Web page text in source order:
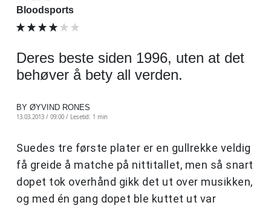
Bloodsports
Deres beste siden 1996, uten at det
behøver å bety all verden.
BY ØYVIND RONES
13.03.2013 / 09:00 / Lesetid: 1 min
Suedes tre første plater er en gullrekke veldig
få greide å matche på nittitallet, men så snart
dopet tok overhånd gikk det ut over musikken,
og med én gang dopet ble kuttet ut var